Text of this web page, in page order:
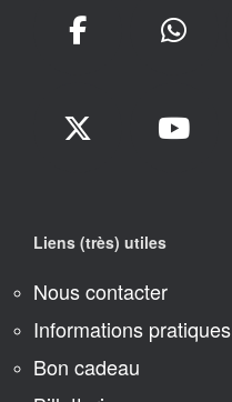
Liens (très) utiles
Nous contacter
Informations pratiques
Bon cadeau